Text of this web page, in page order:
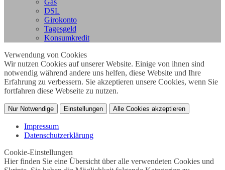
DSL
Girokonto
Tagesgeld
Konsumkredit
Verwendung von Cookies
Wir nutzen Cookies auf unserer Website. Einige von ihnen sind
notwendig während andere uns helfen, diese Website und Ihre
Erfahrung zu verbessern. Sie akzeptieren unsere Cookies, wenn Sie
fortfahren diese Webseite zu nutzen.
Nur Notwendige Einstellungen Alle Cookies akzeptieren
Impressum
Datenschutzerklärung
Cookie-Einstellungen
Hier finden Sie eine Übersicht über alle verwendeten Cookies und